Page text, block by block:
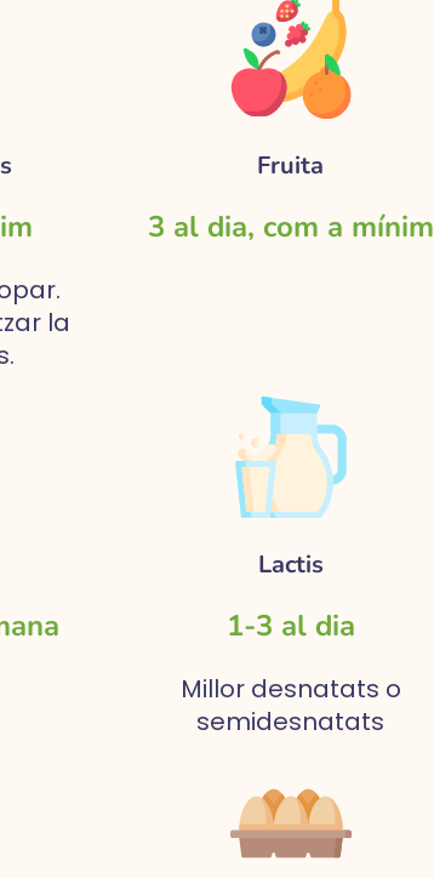
la
Fruita
3 al dia, com a mínim
Lactis
1-3 al dia
Millor desnatats o
semidesnatats